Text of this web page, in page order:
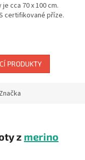
cca 70 x 100 cm.
certifikované příze.
PRODUKTY
Značka
z merino